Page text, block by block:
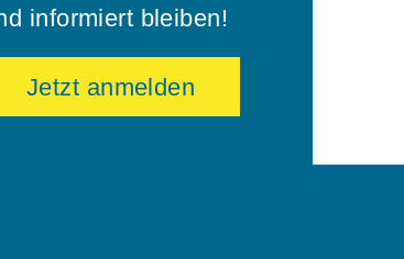
informiert bleiben!
Jetzt anmelden